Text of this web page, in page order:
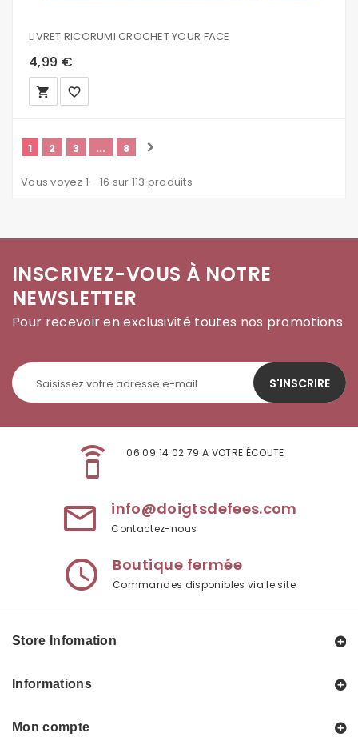
LIVRET RICORUMI CROCHET YOUR FACE
4,99 €
local_grocery_store favorite_border
1 2 3 ... 8
Vous voyez 1 - 16 sur 113 produits
INSCRIVEZ-VOUS À NOTRE
NEWSLETTER
Pour recevoir en exclusivité toutes nos promotions
S'INSCRIRE
speaker_phone 06 09 14 02 79 A VOTRE ÉCOUTE
mail_outline info@doigtsdefees.com
Contactez-nous
access_time Boutique fermée
Commandes disponibles via le site
Store Infomation
Informations
Mon compte